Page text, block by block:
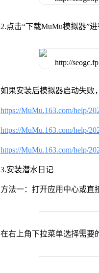
2.点击“下载MuMu模拟器”进
如果安装后模拟器启动失败
https://MuMu.163.com/help/
https://MuMu.163.com/help/
https://MuMu.163.com/help/
3.安装潜水日记
方法一：打开应用中心或直
在右上角下拉菜单选择需要